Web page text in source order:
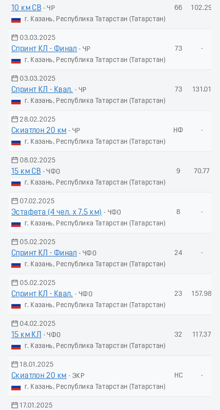
10 км СВ - ЧР
г. Казань, Республика Татарстан (Татарстан)
66 102.29
03.03.2025
Спринт КЛ - Финал - ЧР
г. Казань, Республика Татарстан (Татарстан)
73 -
03.03.2025
Спринт КЛ - Квал. - ЧР
г. Казань, Республика Татарстан (Татарстан)
73 131.01
28.02.2025
Скиатлон 20 км - ЧР
г. Казань, Республика Татарстан (Татарстан)
НФ -
08.02.2025
15 км СВ - ЧФО
г. Казань, Республика Татарстан (Татарстан)
9 70.77
07.02.2025
Эстафета (4 чел. х 7.5 км) - ЧФО
г. Казань, Республика Татарстан (Татарстан)
8 -
05.02.2025
Спринт КЛ - Финал - ЧФО
г. Казань, Республика Татарстан (Татарстан)
24 -
05.02.2025
Спринт КЛ - Квал. - ЧФО
г. Казань, Республика Татарстан (Татарстан)
23 157.98
04.02.2025
15 км КЛ
- ЧФО
г. Казань, Республика Татарстан (Татарстан)
32 117.37
18.01.2025
Скиатлон 20 км - ЭКР
г. Казань, Республика Татарстан (Татарстан)
НС -
17.01.2025